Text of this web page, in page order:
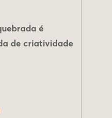
é
de criatividade